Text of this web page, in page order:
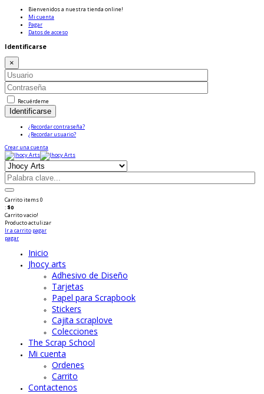
Bienvenidos a nuestra tienda online!
Mi cuenta
Pagar
Datos de acceso
Identificarse
×
Recuérdeme
Identificarse
¿Recordar contraseña?
¿Recordar usuario?
Crear una cuenta
Carritoitems0
:$0
Carrito vacio!
Productoactulizar
Ir a carrito pagar
pagar
Inicio
Jhocy arts
Adhesivo de Diseño
Tarjetas
Papel para Scrapbook
Stickers
Cajita scraplove
Colecciones
The Scrap School
Mi cuenta
Ordenes
Carrito
Contactenos